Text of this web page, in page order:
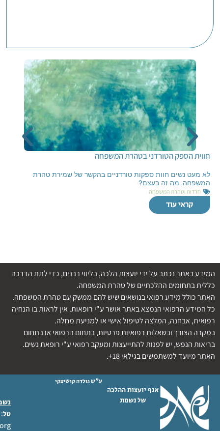
חווית הספק הטורדני בטהרת המשפחה
לא מעט נשים חוות ספקות טורדניים בהקשר של שמירת טהרת
המשפחה. מה זה בעצם?
חרדות וטהרת המשפחה
קראי עוד
המידע באתר נכתב על ידי יועצות הלכה, בליווי רבנים, כדי לתת הדרכה
כללית בתחומים ההלכתיים של טהרת המשפחה.
האתר כולל מידע רפואי בנושאים שיש להם ממשק עם טהרת המשפחה.
כל המידע הרפואי הנמצא באתר אושר ע"י רופאות. אין לראות בו הנחיה
רפואית, אבחנה, המלצה לטיפול אישי או למניעת מחלה.
במקרה הצורך ובשאלות רפואיות פרטיות, בתחום הרפואי או בתחום
בריאות הנפש, יש לפנות להתייעצות ומעקב רפואי ע"י רופאת נשים.
האתר מיועד למשתמשים בגילאי 18+.
אגף יועצות ההלכה
של נשמת
ע"ש גולדה קושיצקי
טל: 02-6404333